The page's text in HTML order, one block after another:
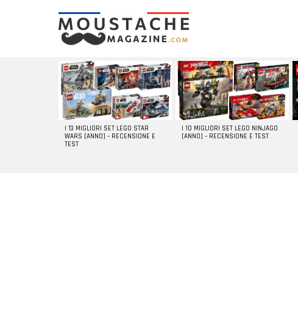
LATEST
STORIES
I 13 MIGLIORI SET LEGO STAR
WARS [ANNO] – RECENSIONE E
TEST
I 10 MIGLIORI SET LEGO NINJAGO
[ANNO] – RECENSIONE E TEST